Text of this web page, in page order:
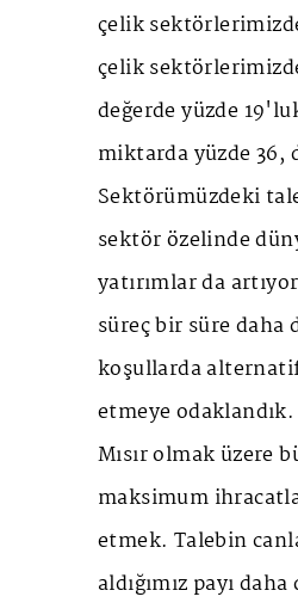
çelik
çelik
değerde yüzde
miktarda yüzde 36,
Sektörümüzdeki
sektör özelinde
yatırımlar da
süreç bir süre daha
koşullarda
etmeye
Mısır olmak üzere
maksimum
etmek. Talebin
aldığımız payı